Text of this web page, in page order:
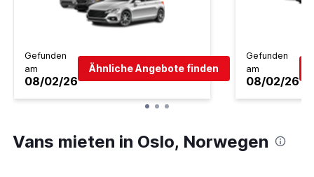
Gefunden
am
08/02/26
Ähnliche Angebote finden
Gefunden
am
08/02/26
Vans mieten in Oslo, Norwegen